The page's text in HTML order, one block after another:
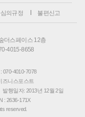
의규정 불편신고
더스페이스 12층
4015-8658
070-4010-7078
즈니스포스트
발행일자: 2013년 12월 2일
: 2636-171X
reserved.